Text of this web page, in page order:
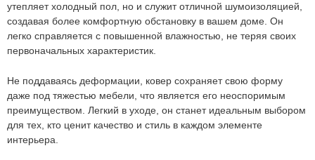
утепляет холодный пол, но и служит отличной шумоизоляцией,
создавая более комфортную обстановку в вашем доме. Он
легко справляется с повышенной влажностью, не теряя своих
первоначальных характеристик.
Не поддаваясь деформации, ковер сохраняет свою форму
даже под тяжестью мебели, что является его неоспоримым
преимуществом. Легкий в уходе, он станет идеальным выбором
для тех, кто ценит качество и стиль в каждом элементе
интерьера.